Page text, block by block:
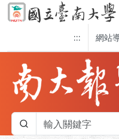
::: 網站